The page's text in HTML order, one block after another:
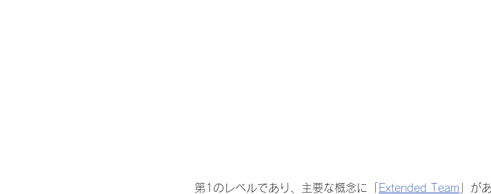
第1のレベルであり、主要な概念に「
Extended Team 」が